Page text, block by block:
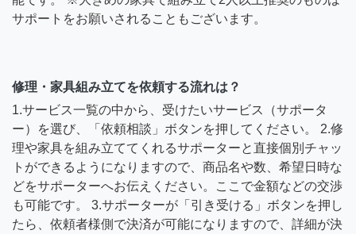
サポートをお願いされることもございます。
修理・家具組み立てを依頼する流れは？
1.サービス一覧の中から、受けたいサービス（サポータ
ー）を選び、「依頼相談」ボタンを押してください。 2.修
理や家具を組み立ててくれるサポーターと直接個別チャッ
トができるようになりますので、商品名や数、希望日時な
どをサポーターへお伝えください。ここで金額などの交渉
も可能です。 3.サポーターが「引き受ける」ボタンを押し
たら、依頼者様側で決済が可能になりますので、詳細が決